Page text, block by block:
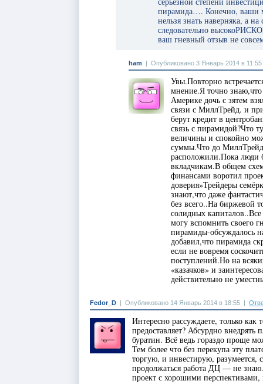
пирамида…. Конечно, ваши
нельзя знать наверняка, а
следовательно
ваш гневный отзыв не
ham Опубликовано 3 Январь 2014 в 11:55
Увы.Повторно
мнение.Я точно
Америке дочь с зятем
связи с МиллТрейд. и
берут кредит в
связь с пирамидой?Что
величины и спокойно
суммы.Что до
расположили.Пока люди
вкладчикам.В общем
финансами воротил
доверия»Трейдеры
знают,что даже
без всего..На биржевой
солидных
могу вспомнить своего
пирамиды-обсуждалось
добавил,что пирамида
если не вовремя
поступлений.Но на
«казачков» и
действительно не
Fedor_D Опубликовано 14 Январь 2014 в 18:55
Интересно рассуждаете, только как
предоставляет? Абсурдно
буратин. Всё ведь гораздо проще
Тем более что без перекупа эту
торгую, и инвестирую, разумеется,
продолжаться работа ДЦ — не
проект с хорошими